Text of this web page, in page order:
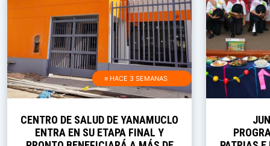
≡ HACE 3 SEMANAS
CENTRO DE SALUD DE YANAMUCLO
ENTRA EN SU ETAPA FINAL Y